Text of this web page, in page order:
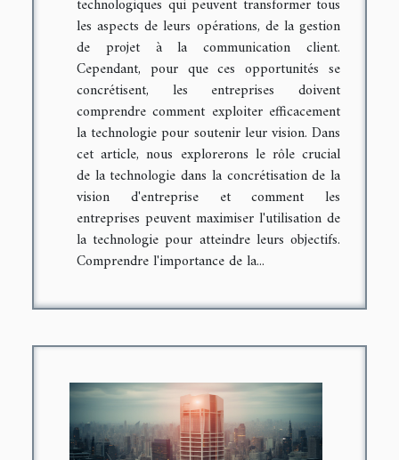
les aspects de leurs opérations, de la gestion
de projet à la communication client.
Cependant, pour que ces opportunités se
concrétisent, les entreprises doivent
comprendre comment exploiter efficacement
la technologie pour soutenir leur vision. Dans
cet article, nous explorerons le rôle crucial
de la technologie dans la concrétisation de la
vision d'entreprise et comment les
entreprises peuvent maximiser l'utilisation de
la technologie pour atteindre leurs objectifs.
Comprendre l'importance de la...